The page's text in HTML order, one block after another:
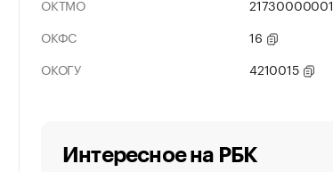
ОКТМО
21730000001
ОКФС
16
ОКОГУ
4210015
Интересное на РБК